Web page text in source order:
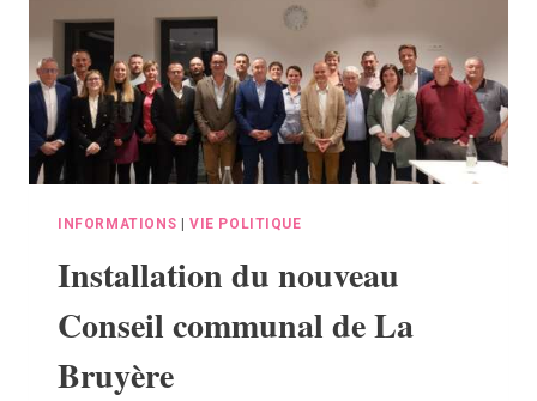
INFORMATIONS | VIE POLITIQUE
Installation du nouveau
Conseil communal de La
Bruyère